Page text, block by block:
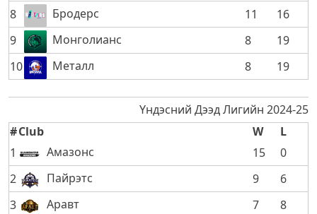
8
Бродерс 11
16
9
Монголианс 8
19
10
Металл 8 19
Үндэсний Дээд Лигийн 2024-25
#Club W
L
1
Амазонс 15
0
2
Пайрэтс 9
6
3
Аравт 7
8